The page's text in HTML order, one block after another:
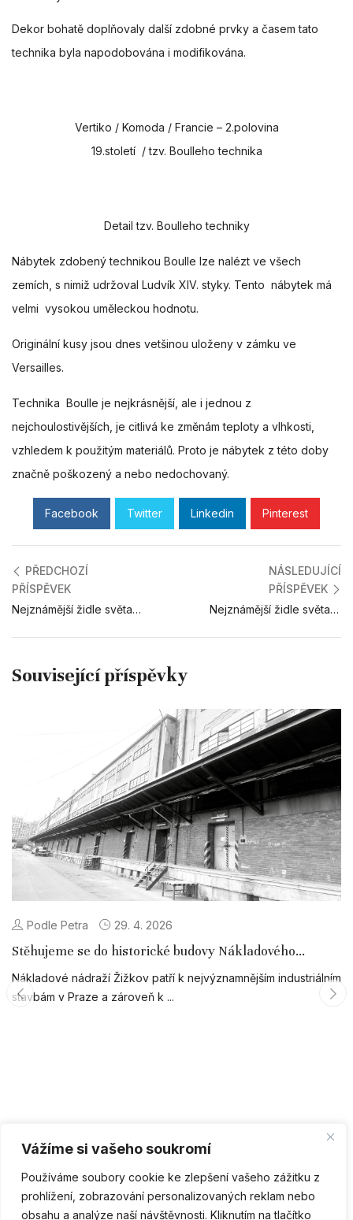
Vážíme si vašeho soukromí
Používáme soubory cookie ke zlepšení vašeho zážitku z
prohlížení, zobrazování personalizovaných reklam nebo
obsahu a analýze naší návštěvnosti. Kliknutím na tlačítko
Dekor bohatě doplňovaly další zdobné prvky a časem tato
technika byla napodobována i modifikována.
Vertiko / Komoda / Francie – 2.polovina
19.století / tzv. Boulleho technika
Detail tzv. Boulleho techniky
Nábytek zdobený technikou Boulle lze nalézt ve všech
zemích, s nimiž udržoval Ludvík XIV. styky. Tento nábytek má
velmi vysokou uměleckou hodnotu.
Originální kusy jsou dnes vetšinou uloženy v zámku ve
Versailles.
Technika Boulle je nejkrásnější, ale i jednou z
nejchoulostivějších, je citlivá ke změnám teploty a vlhkosti,
vzhledem k použitým materiálů. Proto je nábytek z této doby
značně poškozený a nebo nedochovaný.
Facebook Twitter Linkedin Pinterest
PŘEDCHOZÍ
PŘÍSPĚVEK
Nejznámější židle světa – II.
NÁSLEDUJÍCÍ
PŘÍSPĚVEK
Nejznámější židle světa – III.
Související příspěvky
Podle Petra 29. 4. 2026
Stěhujeme se do historické budovy Nákladového
nádraží Žižkov
Nákladové nádraží Žižkov patří k nejvýznamnějším industriálním
stavbám v Praze a zároveň k ...